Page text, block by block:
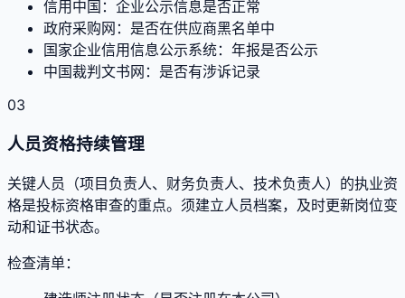
信用中国：企业公示信息是否正常
政府采购网：是否在供应商黑名单中
国家企业信用信息公示系统：年报是否公示
中国裁判文书网：是否有涉诉记录
03
人员资格持续管理
关键人员（项目负责人、财务负责人、技术负责人）的执业资
格是投标资格审查的重点。须建立人员档案，及时更新岗位变
动和证书状态。
检查清单：